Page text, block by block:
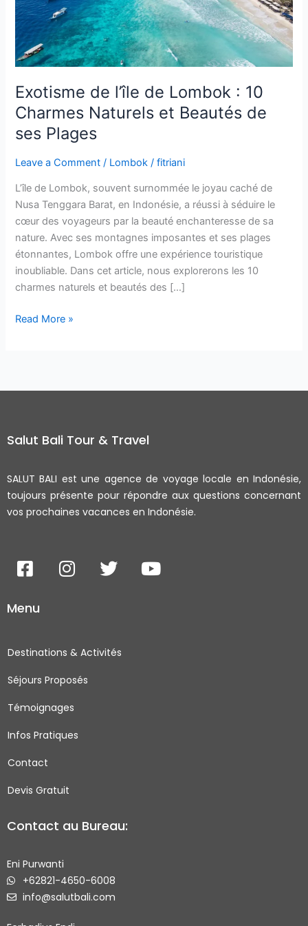
Exotisme de l’île de Lombok : 10
Charmes Naturels et Beautés de
ses Plages
Leave a Comment / Lombok /fitriani
L’île de Lombok, souvent surnommée le joyau caché de
Nusa Tenggara Barat, en Indonésie, a réussi à séduire le
cœur des voyageurs par la beauté enchanteresse de sa
nature. Avec ses montagnes imposantes et ses plages
étonnantes, Lombok offre une expérience touristique
inoubliable. Dans cet article, nous explorerons les 10
charmes naturels et beautés des […]
Charmes
Naturels
et
Beautés
ses
Plages
Read More »
Salut Bali Tour & Travel
SALUT BALI est une agence de voyage locale en Indonésie,
toujours présente pour répondre aux questions concernant
vos prochaines vacances en Indonésie.
F
a
e
o
k
-
q
u
a
r
I
n
g
a
m
T
w
e
Y
o
Menu
Destinations & Activités
Séjours Proposés
Témoignages
Infos Pratiques
Contact
Devis Gratuit
Contact au Bureau:
Eni Purwanti
+62821-4650-6008
info@salutbali.com